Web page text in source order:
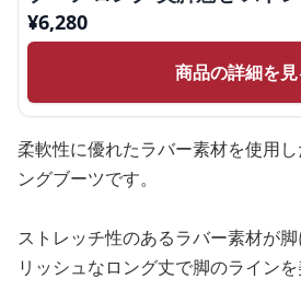
¥6,280
商品の詳細を見
柔軟性に優れたラバー素材を使用
ングブーツです。
ストレッチ性のあるラバー素材が
リッシュなロング丈で脚のラインを